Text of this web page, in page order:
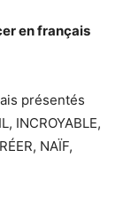
en français
présentés
INCROYABLE,
NAÏF,